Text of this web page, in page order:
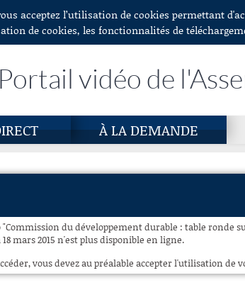
acceptez l’utilisation de cookies permettant
de cookies, les fonctionnalités de
Portail vidéo de
À LA DEMANDE
"Commission du développement durable : table ronde
18 mars 2015 n'est plus disponible en ligne.
vous devez au préalable accepter l'utilisation de